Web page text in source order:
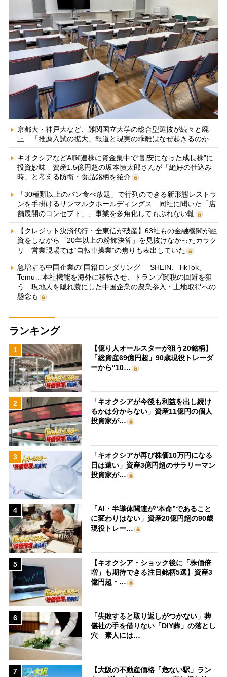
京都大・神戸大など、難関国立大学の総合型選抜が続々と廃
止 「推薦入試の拡大」報道と現実の乖離はなぜ起きるのか
キオクシアなどAI関連株に資金集中で“割安になった成長株”に
投資妙味 資産1.5億円超の坂本慎太郎さんが「絶好の仕込み
時」と考える防衛・食品銘柄を紹介
「30種類以上のパン食べ放題」で行列のできる新形態レストラ
ンを手掛けるサンマルクホールディングス 同社に聞いた「店
舗展開のコンセプト」、事業を多角化してもぶれない軸
【クレジット決済代行・全東信が破産】63社もの金融機関が融
資をしながら「20年以上の粉飾決算」を見抜けなかったカラク
リ 営業現場では“自転車操業”の焦りも表出していた
急増する中国企業の“国籍ロンダリング” SHEIN、TikTok、
Temu…本社機能を海外に移転させ、トランプ関税の回避を狙
う 現地人を隠れ蓑にした中国企業の農業参入・土地取得への
懸念も
ランキング
1
【億り人オールスターが狙う20銘柄】
「総資産69億円超」90歳現役トレーダ
ーから“10…
2
「キオクシアが今後も利益を出し続け
るかは分からない」資産11億円の個人
投資家が…
3
「キオクシアが再び株価10万円になる
日は遠い」資産3億円超のサラリーマン
投資家が…
4
「AI・半導体関連が“本命”であること
に変わりはない」資産20億円超の90歳
現役トレー…
5
【キオクシア・ショック後に「株価倍
増」も期待できる注目銘柄5選】資産3
億円超・…
6
「失敗すると取り返しがつかない」葬
儀社の手を借りない「DIY葬」の落とし
穴 素人には…
7
【大阪の不動産価格「危ない駅」ラン